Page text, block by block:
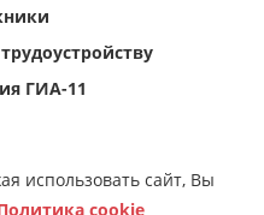
ГИА-11
использовать сайт, Вы
cookie